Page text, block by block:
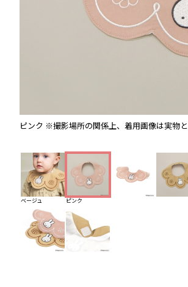
ピンク ※撮影場所の関係上、着用画像は実物と
ベージュ ピンク